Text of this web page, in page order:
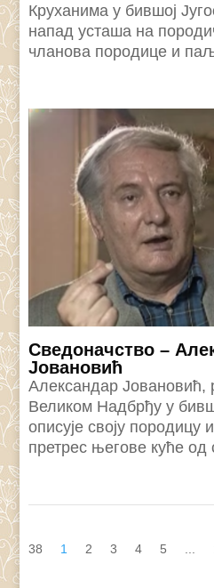
Круханима у бившој
напад усташа на
чланова породице и
Сведоначство –
Јовановић
Александар Јовановић,
Великом Надбрђу у
описује своју породицу
претрес његове куће од
38
1 2 3 4 5